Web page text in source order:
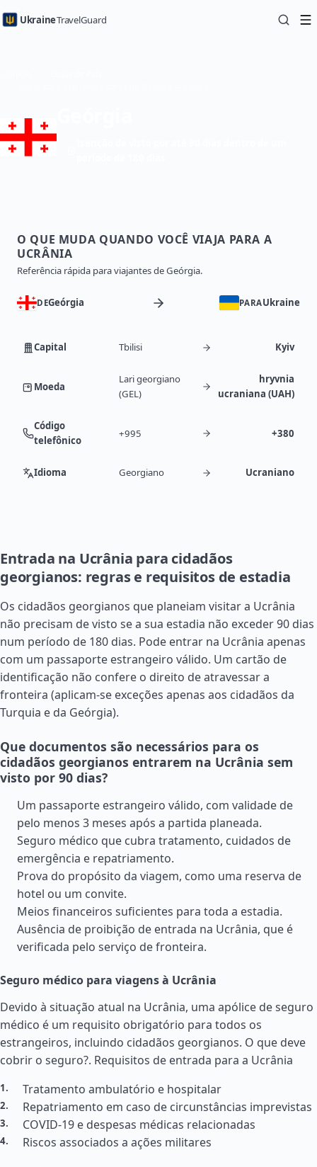
UkraineTravelGuard
O QUE MUDA QUANDO VOCÊ VIAJA PARA A
UCRÂNIA
Referência rápida para viajantes de Geórgia.
DEGeórgia PARAUkraine
Capital Tbilisi Kyiv
Moeda
Lari georgiano
(GEL)
hryvnia
ucraniana (UAH)
Código
telefônico
+995 +380
Idioma Georgiano Ucraniano
Entrada na Ucrânia para cidadãos
georgianos: regras e requisitos de estadia
Os cidadãos georgianos que planeiam visitar a Ucrânia
não precisam de visto se a sua estadia não exceder 90 dias
num período de 180 dias. Pode entrar na Ucrânia apenas
com um passaporte estrangeiro válido. Um cartão de
identificação não confere o direito de atravessar a
fronteira (aplicam-se exceções apenas aos cidadãos da
Turquia e da Geórgia).
Que documentos são necessários para os
cidadãos georgianos entrarem na Ucrânia sem
visto por 90 dias?
Um passaporte estrangeiro válido, com validade de
pelo menos 3 meses após a partida planeada.
Seguro médico que cubra tratamento, cuidados de
emergência e repatriamento.
Prova do propósito da viagem, como uma reserva de
hotel ou um convite.
Meios financeiros suficientes para toda a estadia.
Ausência de proibição de entrada na Ucrânia, que é
verificada pelo serviço de fronteira.
Seguro médico para viagens à Ucrânia
Devido à situação atual na Ucrânia, uma apólice de seguro
médico é um requisito obrigatório para todos os
estrangeiros, incluindo cidadãos georgianos. O que deve
cobrir o seguro?. Requisitos de entrada para a Ucrânia
Tratamento ambulatório e hospitalar
Repatriamento em caso de circunstâncias imprevistas
COVID-19 e despesas médicas relacionadas
Riscos associados a ações militares